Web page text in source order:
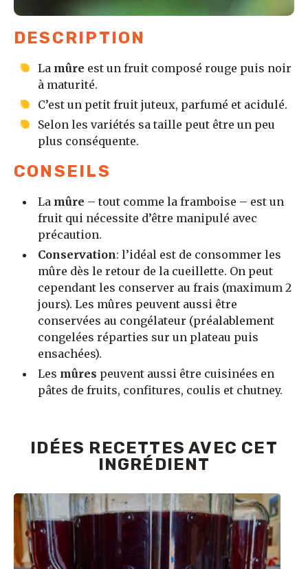
DESCRIPTION
La mûre est un fruit composé rouge puis noir
à maturité.
C’est un petit fruit juteux, parfumé et acidulé.
Selon les variétés sa taille peut être un peu
plus conséquente.
CONSEILS
La mûre – tout comme la framboise – est un
fruit qui nécessite d’être manipulé avec
précaution.
Conservation: l’idéal est de consommer les
mûre dès le retour de la cueillette. On peut
cependant les conserver au frais (maximum 2
jours). Les mûres peuvent aussi être
conservées au congélateur (préalablement
congelées réparties sur un plateau puis
ensachées).
Les mûres peuvent aussi être cuisinées en
pâtes de fruits, confitures, coulis et chutney.
IDÉES RECETTES AVEC CET
INGRÉDIENT